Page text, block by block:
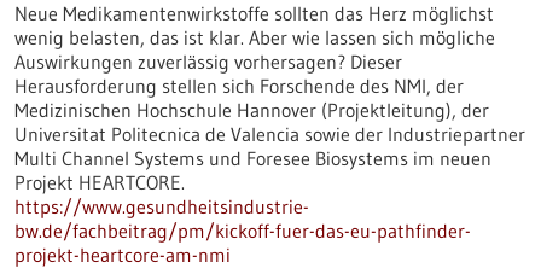
Neue Medikamentenwirkstoffe sollten das Herz möglichst
wenig belasten, das ist klar. Aber wie lassen sich mögliche
Auswirkungen zuverlässig vorhersagen? Dieser
Herausforderung stellen sich Forschende des NMI, der
Medizinischen Hochschule Hannover (Projektleitung), der
Universitat Politecnica de Valencia sowie der Industriepartner
Multi Channel Systems und Foresee Biosystems im neuen
Projekt HEARTCORE.
https://www.gesundheitsindustrie-
bw.de/fachbeitrag/pm/kickoff-fuer-das-eu-pathfinder-
projekt-heartcore-am-nmi